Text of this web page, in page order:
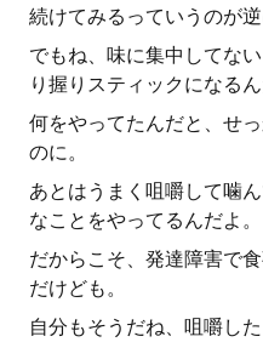
続けてみるっていうのが
でもね、味に集中してな
り握りスティックになる
何をやってたんだと、せ
のに。
あとはうまく咀嚼して噛
なことをやってるんだよ。
だからこそ、発達障害で
だけども。
自分もそうだね、咀嚼し